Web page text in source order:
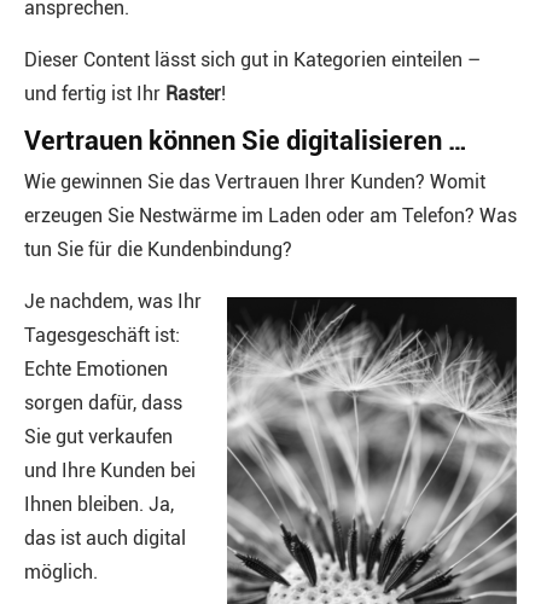
ansprechen.
Dieser Content lässt sich gut in Kategorien einteilen –
und fertig ist Ihr Raster!
Vertrauen können Sie digitalisieren …
Wie gewinnen Sie das Vertrauen Ihrer Kunden? Womit
erzeugen Sie Nestwärme im Laden oder am Telefon? Was
tun Sie für die Kundenbindung?
Je nachdem, was Ihr
Tagesgeschäft ist:
Echte Emotionen
sorgen dafür, dass
Sie gut verkaufen
und Ihre Kunden bei
Ihnen bleiben. Ja,
das ist auch digital
möglich.